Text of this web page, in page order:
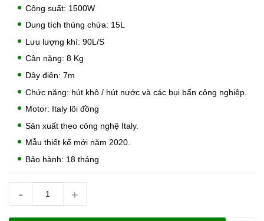
Công suất: 1500W
Dung tích thùng chứa: 15L
Lưu lượng khí: 90L/S
Cân nặng: 8 Kg
Dây điện: 7m
Chức năng: hút khô / hút nước và các bụi bẩn công nghiệp.
Motor: Italy lõi đồng
Sản xuất theo công nghệ Italy.
Mẫu thiết kế mới năm 2020.
Bảo hành: 18 tháng
- +